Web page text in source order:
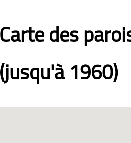
Carte des
(jusqu'à 1960)